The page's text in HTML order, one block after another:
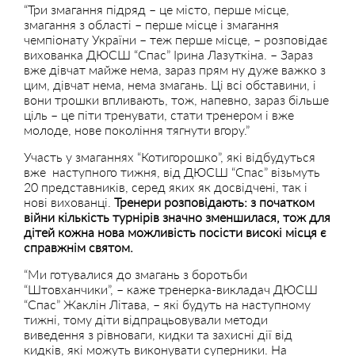
“Три змагання підряд – це місто, перше місце,
змагання з області – перше місце і змагання
чемпіонату України – теж перше місце, – розповідає
вихованка ДЮСШ “Спас” Ірина Лазуткіна. – Зараз
вже дівчат майже нема, зараз прям ну дуже важко з
цим, дівчат нема, нема змагань. Ці всі обставини, і
вони трошки впливають, тож, напевно, зараз більше
ціль – це піти тренувати, стати тренером і вже
молоде, нове покоління тягнути вгору.”
Участь у змаганнях “Котигорошко”, які відбудуться
вже наступного тижня, від ДЮСШ “Спас” візьмуть
20 представників, серед яких як досвідчені, так і
нові вихованці. Тренери розповідають: з початком
війни кількість турнірів значно зменшилася, тож для
дітей кожна нова можливість посісти високі місця є
справжнім святом.
“Ми готувалися до змагань з боротьби
“Штовханчики”, – каже тренерка-викладач ДЮСШ
“Спас” Жаклін Літава, – які будуть на наступному
тижні, тому діти відпрацьовували методи
виведення з рівноваги, кидки та захисні дії від
кидків, які можуть виконувати суперники. На